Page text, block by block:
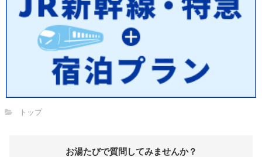
トップ
お湯たびで質問してみませんか？